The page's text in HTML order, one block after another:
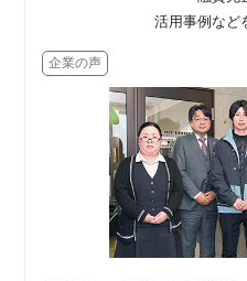
活用事例など
企業の声